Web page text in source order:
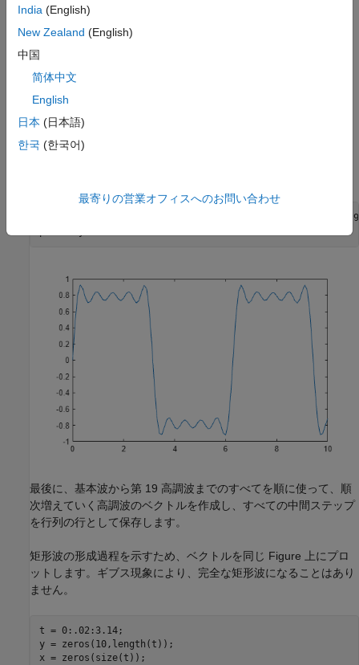
y = sin(t) + sin(3*t)/3 + sin(5*t)/5 + sin(7*t)/7 +
最後に、基本波から第 19 高調波までのすべてを順に使って、順
次増えていく高調波のベクトルを作成し、すべての中間ステップ
を行列の行として保存します。
矩形波の形成過程を示すため、ベクトルを同じ Figure 上にプロ
ットします。ギブス現象により、完全な矩形波になることはあり
ません。
t = 0:.02:3.14;
y = zeros(10,length(t));
India (English)
New Zealand (English)
中国
简体中文
English
日本 (日本語)
한국 (한국어)
最寄りの営業オフィスへのお問い合わせ